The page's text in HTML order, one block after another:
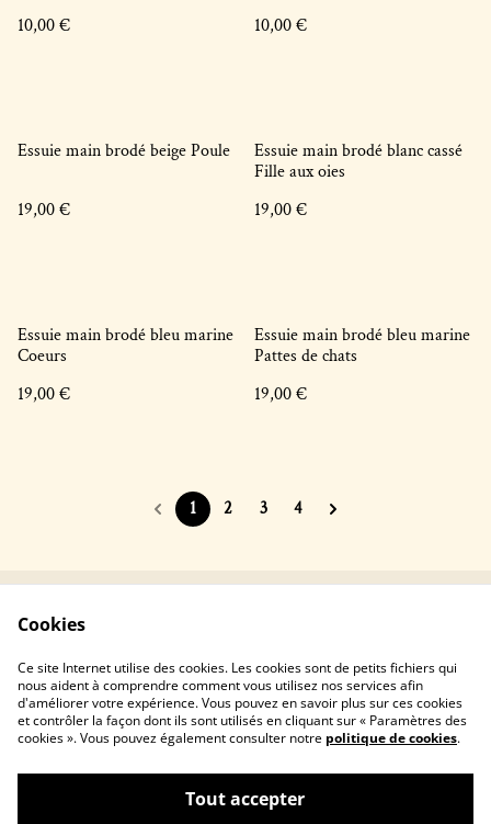
10,00 €
10,00 €
Essuie main brodé beige Poule
19,00 €
Essuie main brodé blanc cassé
Fille aux oies
19,00 €
Essuie main brodé bleu marine
Coeurs
19,00 €
Essuie main brodé bleu marine
Pattes de chats
19,00 €
1 2 3 4
confidentialité
Cookies
Ce site Internet utilise des cookies. Les cookies sont de petits fichiers qui
nous aident à comprendre comment vous utilisez nos services afin
d'améliorer votre expérience. Vous pouvez en savoir plus sur ces cookies
et contrôler la façon dont ils sont utilisés en cliquant sur « Paramètres des
cookies ». Vous pouvez également consulter notre politique de cookies.
Tout accepter